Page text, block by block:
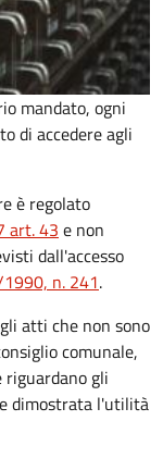
mandato, ogni
di accedere agli
è regolato
art. 43 e non
dall'accesso
n. 241.
atti che non sono
comunale,
gli
dimostrata l'utilità